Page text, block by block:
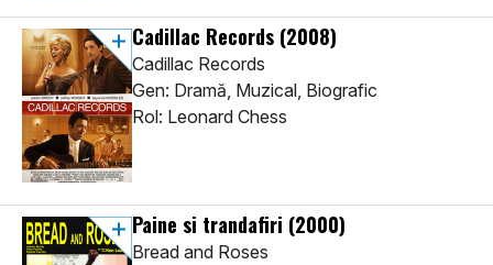
Cadillac Records (2008)
Cadillac Records
Gen: Dramă, Muzical, Biografic
Rol: Leonard Chess
Paine si trandafiri (2000)
Bread and Roses